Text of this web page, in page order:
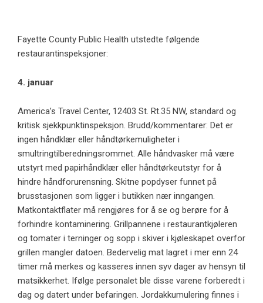
Fayette County Public Health utstedte følgende
restaurantinspeksjoner:
4. januar
America’s Travel Center, 12403 St. Rt.35 NW, standard og
kritisk sjekkpunktinspeksjon. Brudd/kommentarer: Det er
ingen håndklær eller håndtørkemuligheter i
smultringtilberedningsrommet. Alle håndvasker må være
utstyrt med papirhåndklær eller håndtørkeutstyr for å
hindre håndforurensning. Skitne popdyser funnet på
brusstasjonen som ligger i butikken nær inngangen.
Matkontaktflater må rengjøres for å se og berøre for å
forhindre kontaminering. Grillpannene i restaurantkjøleren
og tomater i terninger og sopp i skiver i kjøleskapet overfor
grillen mangler datoen. Bedervelig mat lagret i mer enn 24
timer må merkes og kasseres innen syv dager av hensyn til
matsikkerhet. Ifølge personalet ble disse varene forberedt i
dag og datert under befaringen. Jordakkumulering finnes i